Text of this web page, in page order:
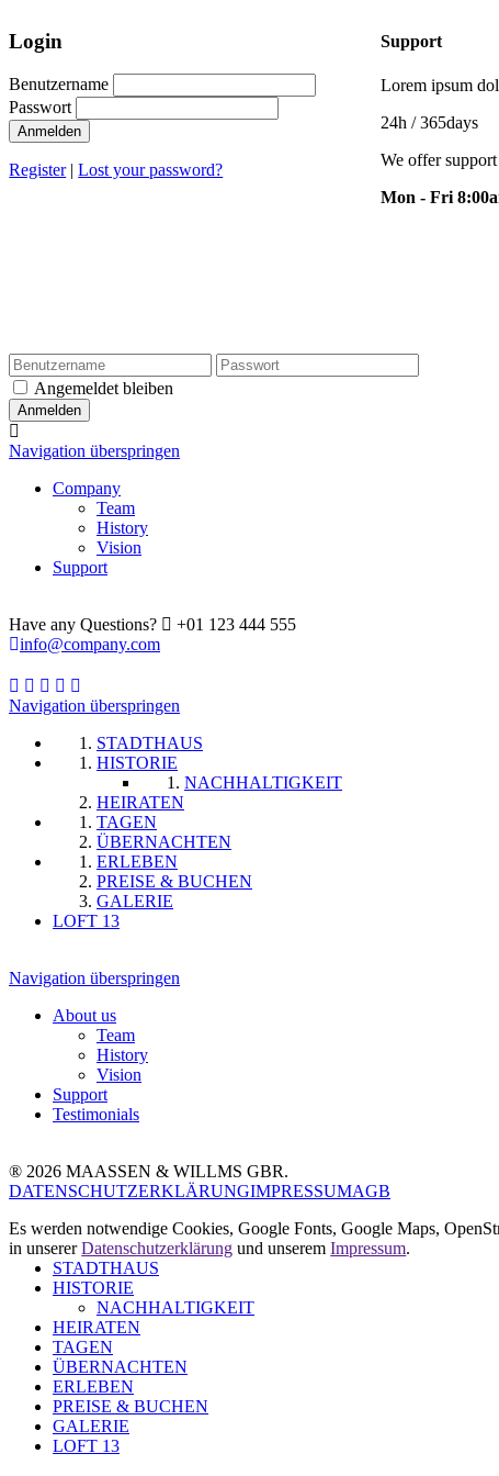
Login
Benutzername
Passwort
Anmelden
Register|Lost your password?
Support
Lorem ipsum
24h / 365days
We offer
Mon - Fri
Angemeldet bleiben
Navigation überspringen
Company
Team
History
Vision
Support
Have any Questions?
+01 123 444 555
info@company.com
Navigation überspringen
STADTHAUS
HISTORIE
NACHHALTIGKEIT
HEIRATEN
TAGEN
ÜBERNACHTEN
ERLEBEN
PREISE & BUCHEN
GALERIE
LOFT 13
Navigation überspringen
About us
Team
History
Vision
Support
Testimonials
® 2026 MAASSEN & WILLMS GBR.
DATENSCHUTZERKLÄRUNGIMPRESSUMAGB
Es werden notwendige Cookies, Google Fonts, Google Maps,
in unsererDatenschutzerklärung und unseremImpressum.
STADTHAUS
HISTORIE
NACHHALTIGKEIT
HEIRATEN
TAGEN
ÜBERNACHTEN
ERLEBEN
PREISE & BUCHEN
GALERIE
LOFT 13